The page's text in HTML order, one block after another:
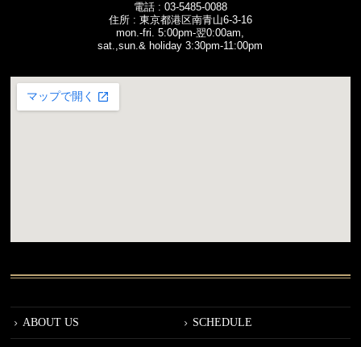
電話 : 03-5485-0088
住所 : 東京都港区南青山6-3-16
mon.-fri. 5:00pm-翌0:00am,
sat.,sun.& holiday 3:30pm-11:00pm
ABOUT US SCHEDULE